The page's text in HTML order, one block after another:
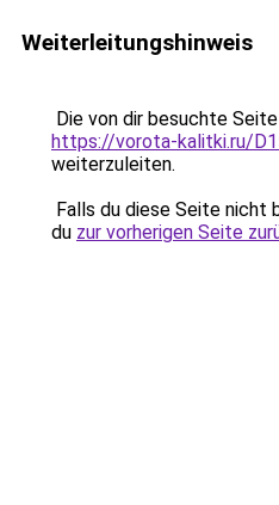
Weiterleitungshinweis
Die von dir besuchte
https://vorota-kalitki.ru/
weiterzuleiten.
Falls du diese Seite nicht
du zur vorherigen Seite